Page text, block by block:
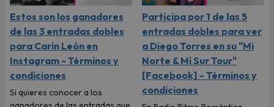
Estos son los ganadores
de las 3 entradas dobles
para Carín León en
Instagram - Términos y
condiciones
Si quieres conocer a los
Participa por 1 de las 5
entradas dobles para ver
a Diego Torres en su "Mi
Norte & Mi Sur Tour"
[Facebook] - Términos y
condiciones